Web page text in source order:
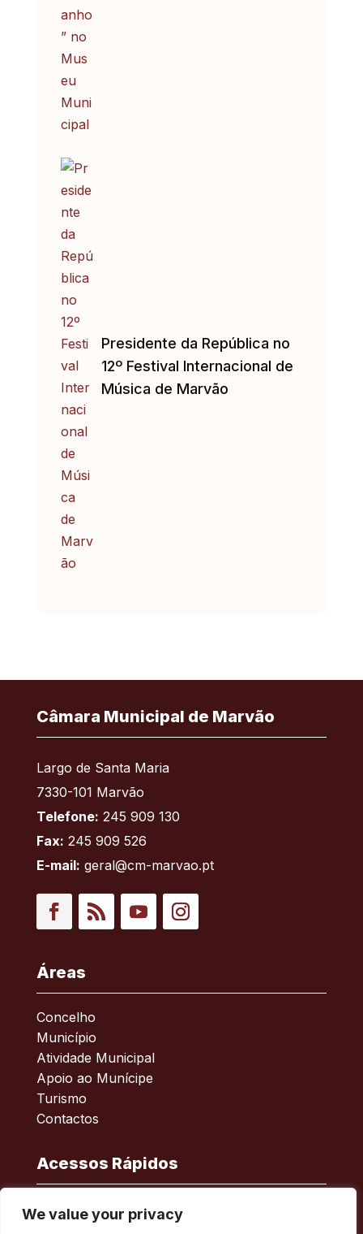
We value your privacy
Presidente da República no
12º Festival Internacional de
Música de Marvão
Câmara Municipal de Marvão
Largo de Santa Maria
7330-101 Marvão
Telefone: 245 909 130
Fax: 245 909 526
E-mail: geral@cm-marvao.pt
Áreas
Concelho
Município
Atividade Municipal
Apoio ao Munícipe
Turismo
Contactos
Acessos Rápidos
Acessibilidade